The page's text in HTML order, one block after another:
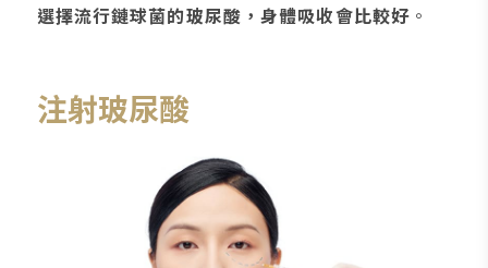
選擇流行鏈球菌的玻尿酸，身體吸收會比較好 。
注射玻尿酸